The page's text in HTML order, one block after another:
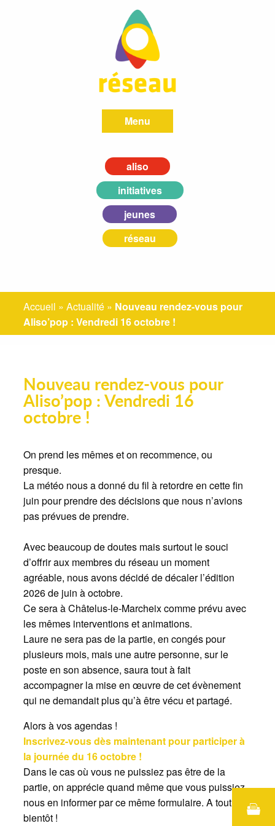
Menu
aliso
initiatives
jeunes
réseau
Accueil »Actualité » Nouveau rendez-vous pour
Aliso’pop : Vendredi 16 octobre !
Nouveau rendez-vous pour
Aliso’pop : Vendredi 16
octobre !
On prend les mêmes et on recommence, ou
presque.
La météo nous a donné du fil à retordre en cette fin
juin pour prendre des décisions que nous n’avions
pas prévues de prendre.
Avec beaucoup de doutes mais surtout le souci
d’offrir aux membres du réseau un moment
agréable, nous avons décidé de décaler l’édition
2026 de juin à octobre.
Ce sera à Châtelus-le-Marcheix comme prévu avec
les mêmes interventions et animations.
Laure ne sera pas de la partie, en congés pour
plusieurs mois, mais une autre personne, sur le
poste en son absence, saura tout à fait
accompagner la mise en œuvre de cet évènement
qui ne demandait plus qu’à être vécu et partagé.
Alors à vos agendas !
Inscrivez-vous dès maintenant pour participer à
la journée du 16 octobre !
Dans le cas où vous ne puissiez pas être de la
partie, on apprécie quand même que vous puissiez
nous en informer par ce même formulaire. A tout
bientôt !